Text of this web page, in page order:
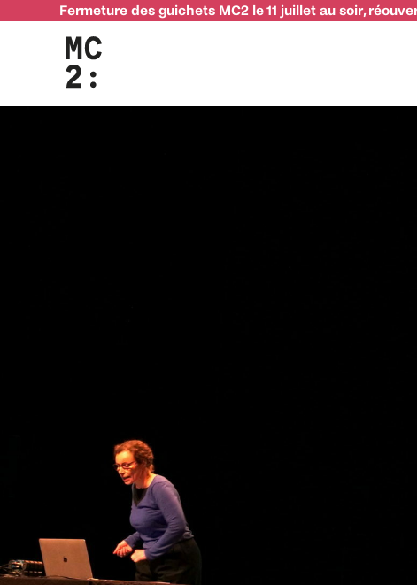
Fermeture des guichets MC2 le 11 juillet au soir,